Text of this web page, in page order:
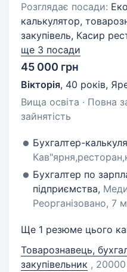
Розглядає посади:
калькулятор,
закупівель, Касир
ще 3 посади
45 000 грн
Вікторія, 40 років,
Вища освіта · Повна
зайнятість
Бухгалтер-
Бухгалтер по
підприємства,
Реорганізовано, 7
Ще 1 резюме цього
Товарознавець,
закупівельник , 20000